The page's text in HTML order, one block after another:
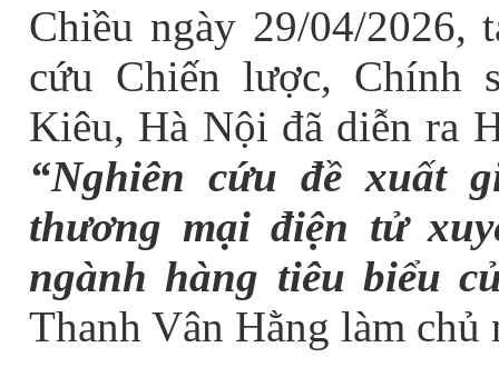
Chiều ngày 29/04/2026,
cứu Chiến lược, Chính
Kiêu, Hà Nội đã diễn ra
“Nghiên cứu đề xuất
thương mại điện tử
ngành hàng tiêu biểu
Thanh Vân Hằng làm chủ